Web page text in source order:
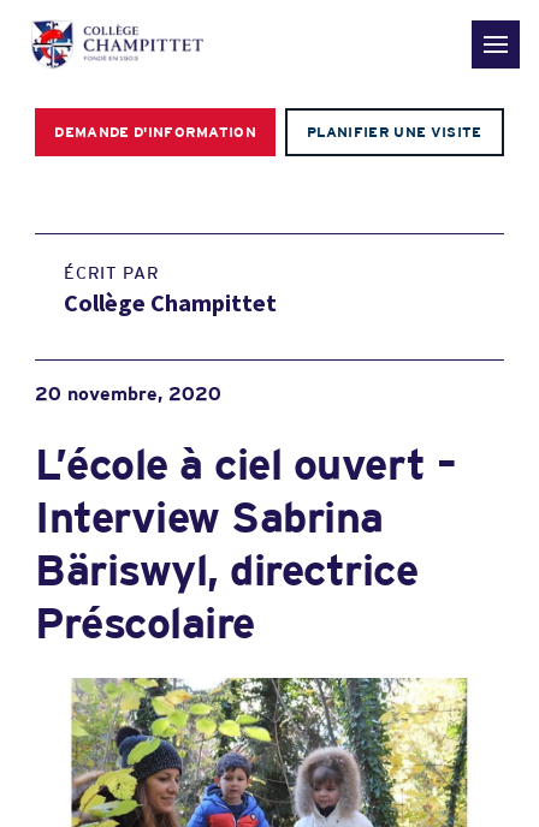
DEMANDE D'INFORMATION PLANIFIER UNE VISITE
ÉCRIT PAR
Collège Champittet
20 novembre, 2020
L’école à ciel ouvert –
Interview Sabrina
Bäriswyl, directrice
Préscolaire